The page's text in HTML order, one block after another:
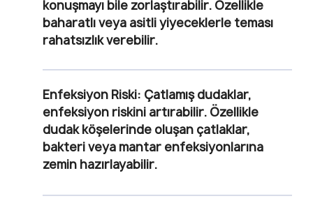
konuşmayı bile zorlaştırabilir. Özellikle
baharatlı veya asitli yiyeceklerle teması
rahatsızlık verebilir.
Enfeksiyon Riski: Çatlamış dudaklar,
enfeksiyon riskini artırabilir. Özellikle
dudak köşelerinde oluşan çatlaklar,
bakteri veya mantar enfeksiyonlarına
zemin hazırlayabilir.